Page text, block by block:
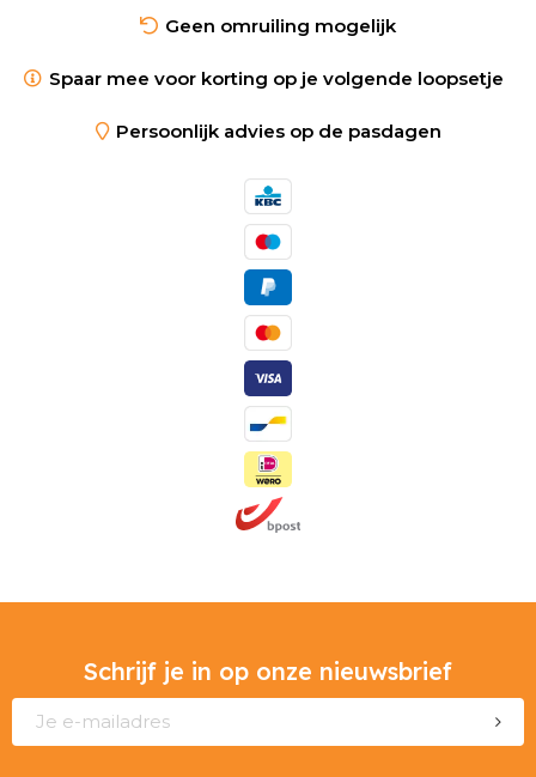
Geen omruiling mogelijk
Spaar mee voor korting op je volgende loopsetje
Persoonlijk advies op de pasdagen
Schrijf je in op onze nieuwsbrief